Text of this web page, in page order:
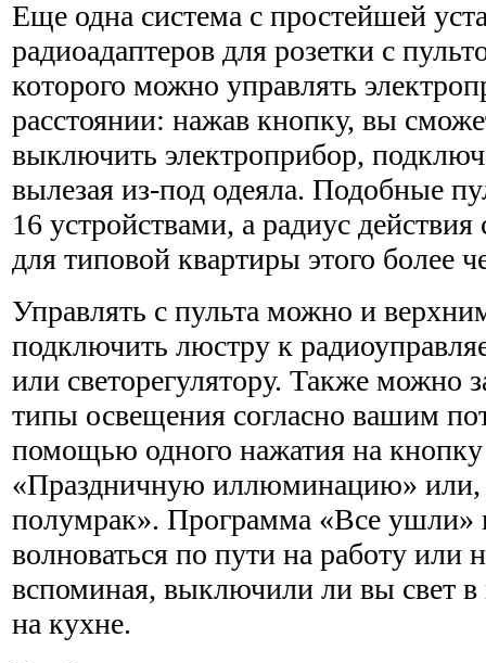
Еще одна система с простейшей
радиоадаптеров для розетки с
которого можно управлять
расстоянии: нажав кнопку, вы
выключить электроприбор,
вылезая из-под одеяла. Подобные
16 устройствами, а радиус
для типовой квартиры этого более
Управлять с пульта можно и
подключить люстру к
или светорегулятору. Также можно
типы освещения согласно вашим
помощью одного нажатия на
«Праздничную иллюминацию»
полумрак». Программа «Все ушли»
волноваться по пути на работу или
вспоминая, выключили ли вы свет в
на кухне.